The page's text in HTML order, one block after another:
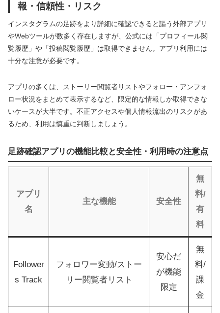
報・信頼性・リスク
インスタグラムの足跡をより詳細に確認できると謳う外部アプリ
やWebツールが数多く存在しますが、公式には「プロフィール閲
覧履歴」や「投稿閲覧履歴」は取得できません。アプリ利用には
十分な注意が必要です。
アプリの多くは、ストーリー閲覧者リストやフォロー・アンフォ
ロー状況をまとめて表示するなど、限定的な情報しか取得できな
いケースが大半です。不正アクセスや個人情報流出のリスクがあ
るため、利用は慎重に判断しましょう。
足跡確認アプリの機能比較と安全性・利用時の注意点
アプリ
名
主な機能 安全性
無
料/
有
料
Follower
s Track
フォロワー変動/ストー
リー閲覧者リスト
安心だ
が機能
限定
無
料/
課
金